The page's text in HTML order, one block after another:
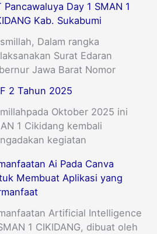
Pancawaluya Day 1 SMAN 1
Kab. Sukabumi
Dalam rangka
Surat Edaran
Jawa Barat Nomor
2 Tahun 2025
Oktober 2025 ini
1 Cikidang kembali
kegiatan
Ai Pada Canva
Membuat Aplikasi yang
Artificial Intelligence
1 CIKIDANG, dibuat oleh